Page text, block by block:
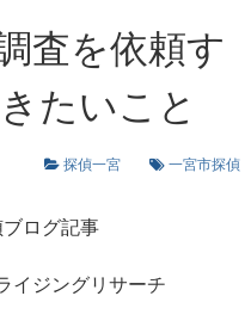
査を依頼す
たいこと
探偵一宮 一宮市探偵
ログ記事
イジングリサーチ